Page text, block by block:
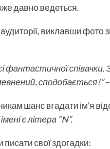
давно ведеться.
аудиторії, виклавши
фантастичної співачки.
сподобається!”
шанс вгадати імʼя
є літера “N”.
свої здогадки: